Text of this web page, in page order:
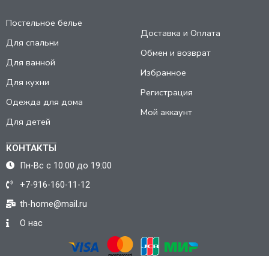
Постельное белье
Для спальни
Для ванной
Для кухни
Одежда для дома
Для детей
Доставка и Оплата
Обмен и возврат
Избранное
Регистрация
Мой аккаунт
КОНТАКТЫ
Пн-Вс с 10:00 до 19:00
+7-916-160-11-12
th-home@mail.ru
О нас